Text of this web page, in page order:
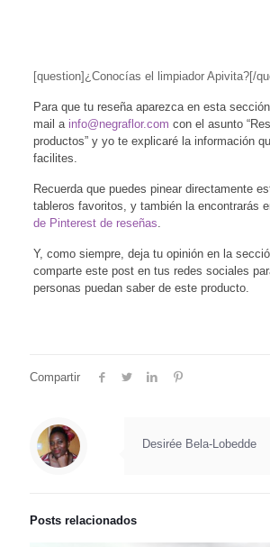
[question]¿Conocías el limpiador Apivita?[/
Para que tu reseña aparezca en esta
mail a info@negraflor.com con el asunto
productos” y yo te explicaré la información
facilites.
Recuerda que puedes pinear directamente
tableros favoritos, y también la encontrarás
de Pinterest de reseñas
Y, como siempre, deja tu opinión en la
comparte este post en tus redes sociales
personas puedan saber de este producto.
Compartir
Desirée Bela-Lobedde
Posts relacionados